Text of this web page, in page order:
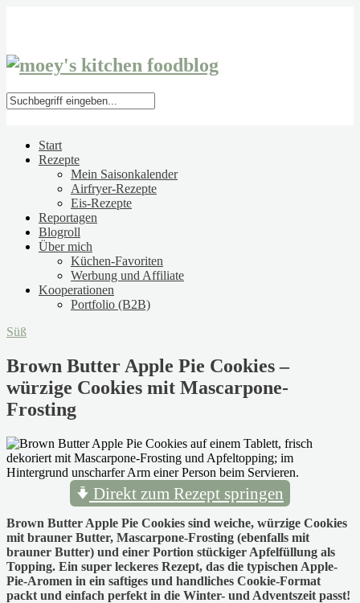
Start
Rezepte
Mein Saisonkalender
Airfryer-Rezepte
Eis-Rezepte
Reportagen
Blogroll
Über mich
Küchen-Favoriten
Werbung und Affiliate
Kooperationen
Portfolio (B2B)
Süß
Brown Butter Apple Pie Cookies –
würzige Cookies mit Mascarpone-
Frosting
Direkt zum Rezept springen
Brown Butter Apple Pie Cookies sind weiche, würzige Cookies
mit brauner Butter, Mascarpone-Frosting (ebenfalls mit
brauner Butter) und einer Portion stückiger Apfelfüllung als
Topping. Ein super leckeres Rezept, das die typischen Apple-
Pie-Aromen in ein saftiges und handliches Cookie-Format
packt und einfach perfekt in die Winter- und Adventszeit passt!